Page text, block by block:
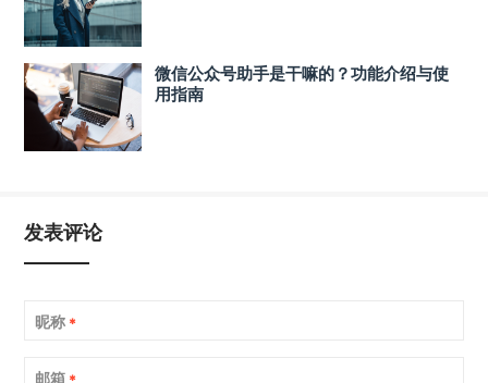
微信公众号助手是干嘛的？功能介绍与使
用指南
发表评论
昵称 *
邮箱